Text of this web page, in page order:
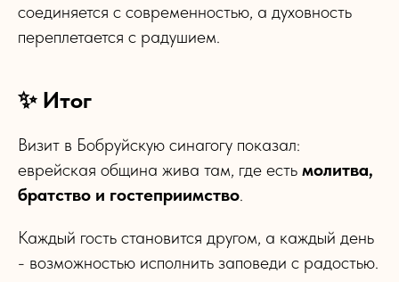
соединяется с современностью, а духовность
переплетается с радушием.
✨ Итог
Визит в Бобруйскую синагогу показал:
еврейская община жива там, где есть молитва,
братство и гостеприимство.
Каждый гость становится другом, а каждый день
- возможностью исполнить заповеди с радостью.